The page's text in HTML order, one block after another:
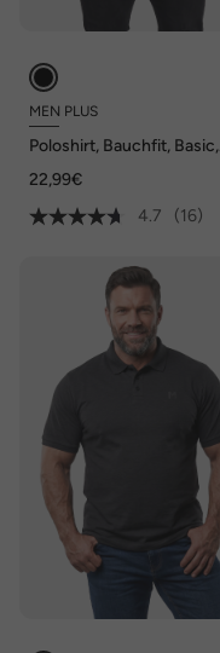
MEN PLUS
Poloshirt, Bauchfit, Basic,
22,99€
4.7
(16)